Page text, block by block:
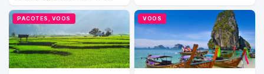
PACOTES, VOOS VOOS